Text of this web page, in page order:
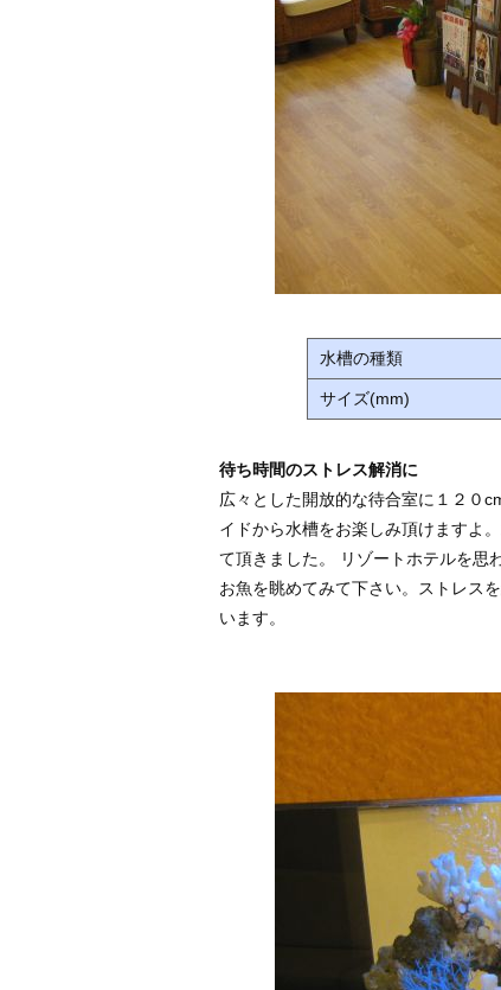
水槽の種類
サイズ(mm)
待ち時間のストレス解消に
広々とした開放的な待合室に１２０
イドから水槽をお楽しみ頂けますよ
て頂きました。 リゾートホテルを思
お魚を眺めてみて下さい。ストレス
います。